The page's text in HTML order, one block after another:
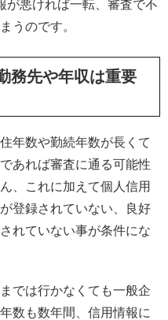
が悪ければ一転、審査で不
うのです。
務先や年収は重要
年数や勤続年数が長くて
あれば審査に通る可能性
、これに加えて個人信用
登録されていない、良好
れていない事が条件にな
では行かなくても一般企
数も数年間、信用情報に